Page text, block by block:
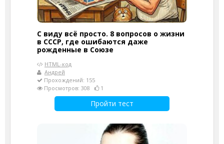
С виду всё просто. 8 вопросов о жизни
в СССР, где ошибаются даже
рожденные в Союзе
HTML-код
Андрей
Прохождений: 155
Просмотров: 308
1
Пройти тест